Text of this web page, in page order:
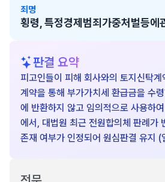
죄명
횡령, 특정경제범죄가중처벌등에
판결 요약
피고인들이 피해 회사와의 토지신탁
계약을 통해 부가가치세 환급금을 수
에 반환하지 않고 임의적으로 사용하
에서, 대법원 최근 전원합의체 판례가
존재 여부가 인정되어 원심판결 유지 (